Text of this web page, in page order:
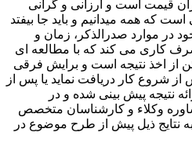
قیمت است و ارزانی و گرانی
که همه میدانیم و باید جا بیفتد
در موارد صدرالذکر، زمان و
صرف کاری می کند که با مطالعه ای
از اخذ نتیجه است و برایش فرقی
شروع کار دریافت نماید یا پس از
نتیجه پیش بینی شده و در
وکلاء و کارشناسان متخصص
به نتایج ذیل پیش از طرح موضوع در